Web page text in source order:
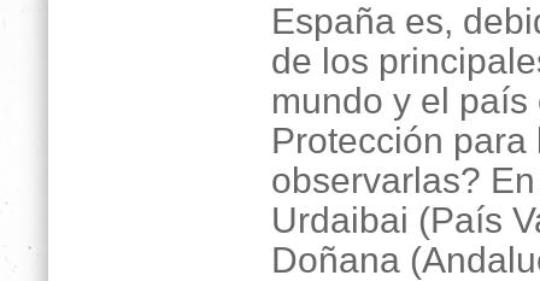
España es,
de los
mundo y el
Protección para
observarlas?
Urdaibai (País
Doñana